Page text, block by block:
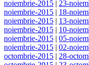
noiembrie-2015 | 23-
noiembrie-2015 | 18-
noiembrie-2015 | 13-
noiembrie-2015 | 10-
noiembrie-2015 | 05-
noiembrie-2015 | 02-
octombrie-2015 | 28-